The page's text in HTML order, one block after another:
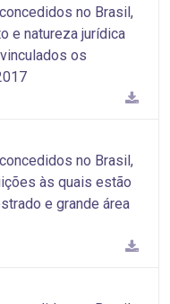
no Brasil,
e natureza jurídica
os
no Brasil,
às quais estão
e grande área